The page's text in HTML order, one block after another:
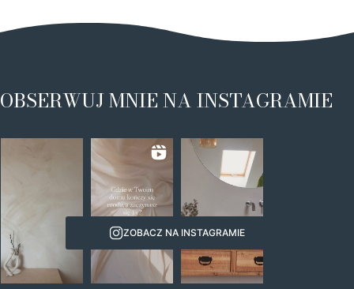
OBSERWUJ MNIE NA INSTAGRAMIE
ZOBACZ NA INSTAGRAMIE